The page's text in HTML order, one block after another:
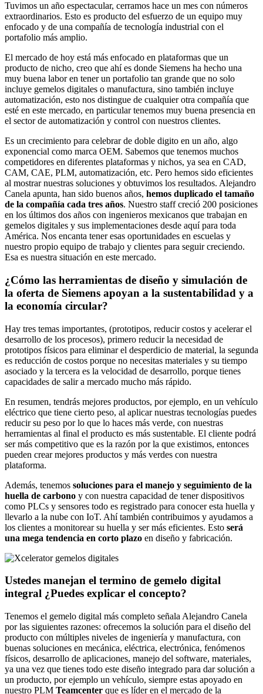
Tuvimos un año espectacular, cerramos hace un mes con números
extraordinarios. Esto es producto del esfuerzo de un equipo muy
enfocado y de una compañía de tecnología industrial con el
portafolio más amplio.
El mercado de hoy está más enfocado en plataformas que un
producto de nicho, creo que ahí es donde Siemens ha hecho una
muy buena labor en tener un portafolio tan grande que no solo
incluye gemelos digitales o manufactura, sino también incluye
automatización, esto nos distingue de cualquier otra compañía que
esté en este mercado, en particular tenemos muy buena presencia en
el sector de automatización y control con nuestros clientes.
Es un crecimiento para celebrar de doble digito en un año, algo
exponencial como marca OEM. Sabemos que tenemos muchos
competidores en diferentes plataformas y nichos, ya sea en CAD,
CAM, CAE, PLM, automatización, etc. Pero hemos sido eficientes
al mostrar nuestras soluciones y obtuvimos los resultados. Alejandro
Canela apunta, han sido buenos años, hemos duplicado el tamaño
de la compañía cada tres años. Nuestro staff creció 200 posiciones
en los últimos dos años con ingenieros mexicanos que trabajan en
gemelos digitales y sus implementaciones desde aquí para toda
América. Nos encanta tener esas oportunidades en escuelas y
nuestro propio equipo de trabajo y clientes para seguir creciendo.
Esa es nuestra situación en este mercado.
¿Cómo las herramientas de diseño y simulación de
la oferta de Siemens apoyan a la sustentabilidad y a
la economía circular?
Hay tres temas importantes, (prototipos, reducir costos y acelerar el
desarrollo de los procesos), primero reducir la necesidad de
prototipos físicos para eliminar el desperdicio de material, la segunda
es reducción de costos porque no necesitas materiales y su tiempo
asociado y la tercera es la velocidad de desarrollo, porque tienes
capacidades de salir a mercado mucho más rápido.
En resumen, tendrás mejores productos, por ejemplo, en un vehículo
eléctrico que tiene cierto peso, al aplicar nuestras tecnologías puedes
reducir su peso por lo que lo haces más verde, con nuestras
herramientas al final el producto es más sustentable. El cliente podrá
ser más competitivo que es la razón por la que existimos, entonces
pueden crear mejores productos y más verdes con nuestra
plataforma.
Además, tenemos soluciones para el manejo y seguimiento de la
huella de carbono y con nuestra capacidad de tener dispositivos
como PLCs y sensores todo es registrado para conocer esta huella y
llevarlo a la nube con IoT. Ahí también contribuimos y ayudamos a
los clientes a monitorear su huella y ser más eficientes. Esto será
una mega tendencia en corto plazo en diseño y fabricación.
Ustedes manejan el termino de gemelo digital
integral ¿Puedes explicar el concepto?
Tenemos el gemelo digital más completo señala Alejandro Canela
por las siguientes razones: ofrecemos la solución para el diseño del
producto con múltiples niveles de ingeniería y manufactura, con
buenas soluciones en mecánica, eléctrica, electrónica, fenómenos
físicos, desarrollo de aplicaciones, manejo del software, materiales,
ya una vez que tienes todo este diseño integrado para dar solución a
un producto, por ejemplo un vehículo, siempre estas apoyado en
nuestro PLM Teamcenter que es líder en el mercado de la